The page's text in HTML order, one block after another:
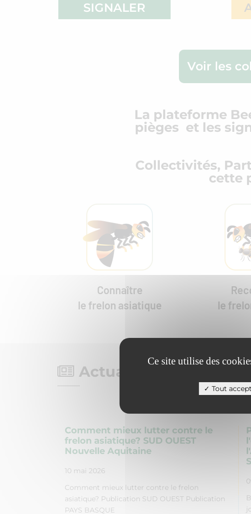
Ce site utilise des
Tout
SIGNALER
Voir les
La plateforme
pièges et les
Collectivités,
cette
Connaître
le frelon asiatique
le
Actualités
Comment mieux lutter contre le
frelon asiatique? SUD OUEST
Nouvelle Aquitaine
10 mai 2026
Comment mieux lutter contre le frelon
asiatique? Publication SUD OUEST Publication
PAYS BASQUE